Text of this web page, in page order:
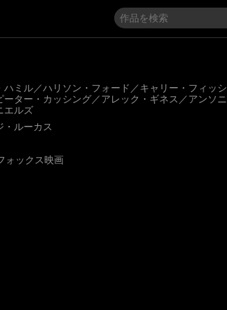
ハミル／ハリソン・フォード／キャリー・フィッシ
ーター・カッシング／アレック・ギネス／アンソニ
エルズ
・ルーカス
ォックス映画